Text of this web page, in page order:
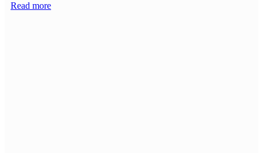
Read more